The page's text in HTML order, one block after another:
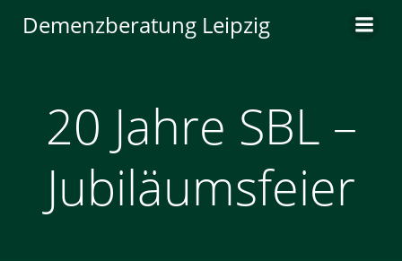
Inhalt
Demenzberatung Leipzig
20 Jahre SBL –
Jubiläumsfeier